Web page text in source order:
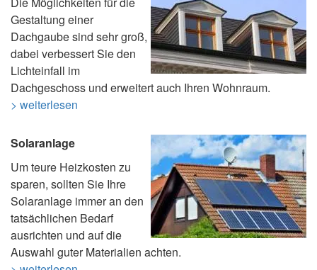
Gestaltung einer
Dachgaube sind sehr groß,
dabei verbessert Sie den
Lichteinfall im
Dachgeschoss und erweitert auch Ihren Wohnraum.
> weiterlesen
Solaranlage
Um teure Heizkosten zu
sparen, sollten Sie Ihre
Solaranlage immer an den
tatsächlichen Bedarf
ausrichten und auf die
Auswahl guter Materialien achten.